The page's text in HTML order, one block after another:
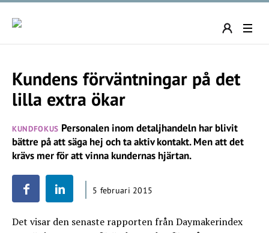
Kundens förväntningar på det
lilla extra ökar
KUNDFOKUS Personalen inom detaljhandeln har blivit
bättre på att säga hej och ta aktiv kontakt. Men att det
krävs mer för att vinna kundernas hjärtan.
5 februari 2015
Det visar den senaste rapporten från Daymakerindex